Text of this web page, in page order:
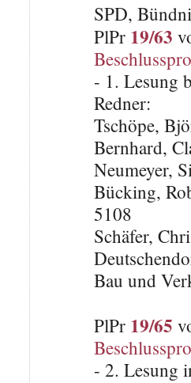
SPD,
PlPr 19/63
- 1. Lesung
Redner:
Tschöpe,
Bernhard,
Neumeyer,
Bücking,
5108
Schäfer,
Bau und
PlPr 19/65
- 2. Lesung